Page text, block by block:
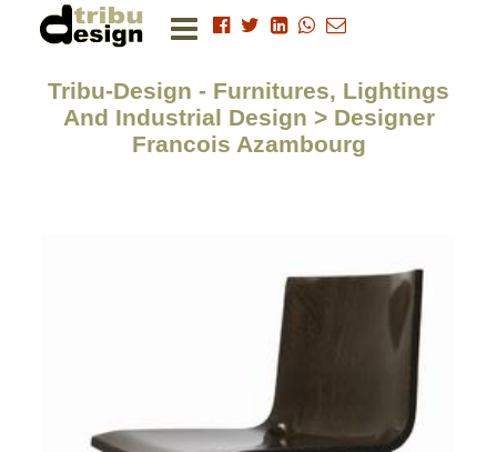
Tribu-Design - Furnitures, Lightings
And Industrial Design > Designer
Francois Azambourg